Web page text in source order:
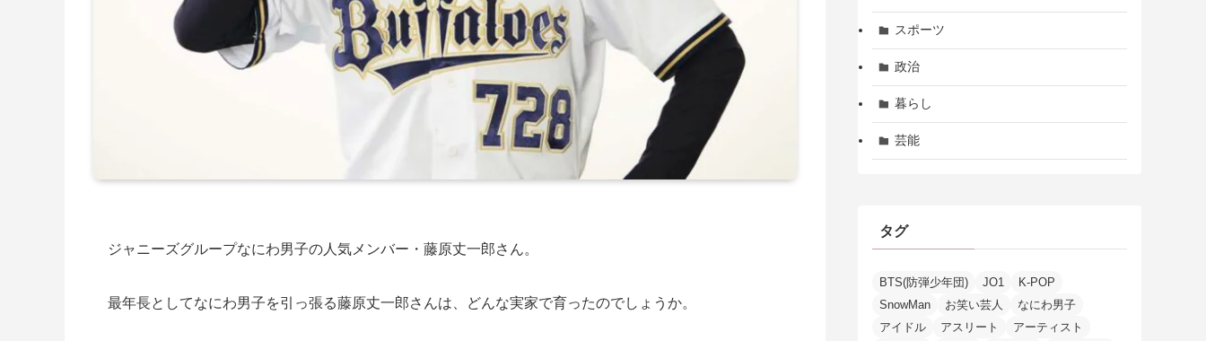
ジャニーズグループなにわ男子の人気メンバー・藤原丈一郎さん。
最年長としてなにわ男子を引っ張る藤原丈一郎さんは、どんな実家で育ったのでしょうか。
スポーツ
政治
暮らし
芸能
タグ
BTS(防弾少年団) JO1
K-POP
SnowMan
お笑い芸人
なにわ男子
アイドル
アスリート
アーティスト